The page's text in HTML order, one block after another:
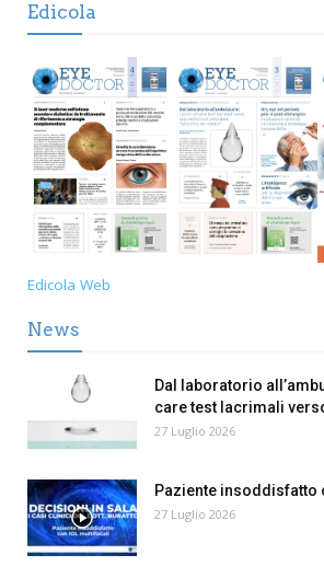
Edicola
Edicola Web
News
Dal laboratorio
care test lacrimali
27 Luglio 2026
Paziente insoddisfatto
27 Luglio 2026